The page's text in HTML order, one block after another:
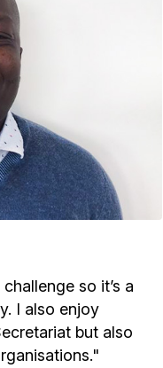
so it’s a
I also enjoy
but also